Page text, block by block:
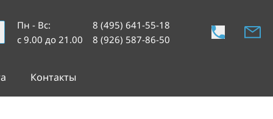
Пн - Вс:
с 9.00 до 21.00
8 (495) 641-55-18
8 (926) 587-86-50
Контакты